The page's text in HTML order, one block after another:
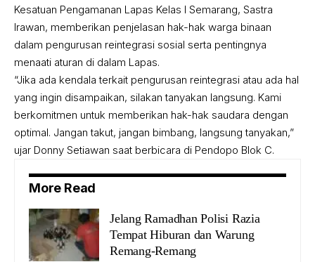
Kesatuan Pengamanan Lapas Kelas I Semarang, Sastra
Irawan, memberikan penjelasan hak-hak warga binaan
dalam pengurusan reintegrasi sosial serta pentingnya
menaati aturan di dalam Lapas.
“Jika ada kendala terkait pengurusan reintegrasi atau ada hal
yang ingin disampaikan, silakan tanyakan langsung. Kami
berkomitmen untuk memberikan hak-hak saudara dengan
optimal. Jangan takut, jangan bimbang, langsung tanyakan,”
ujar Donny Setiawan saat berbicara di Pendopo Blok C.
More Read
Jelang Ramadhan Polisi Razia
Tempat Hiburan dan Warung
Remang-Remang